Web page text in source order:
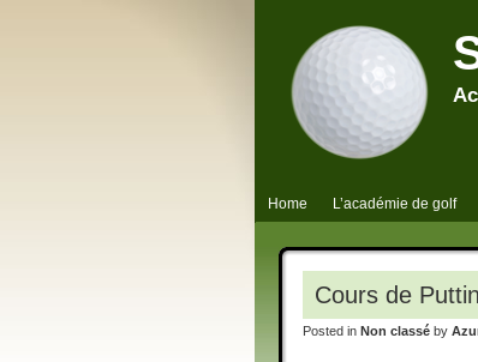
Home L’académie de golf
Cours de
Posted in Non classé by